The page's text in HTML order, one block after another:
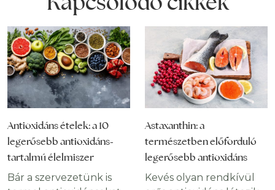
Antioxidáns ételek: a 10
legerősebb antioxidáns-
tartalmú élelmiszer
Bár a szervezetünk is
Astaxanthin: a
természetben előforduló
legerősebb antioxidáns
Kevés olyan rendkívül